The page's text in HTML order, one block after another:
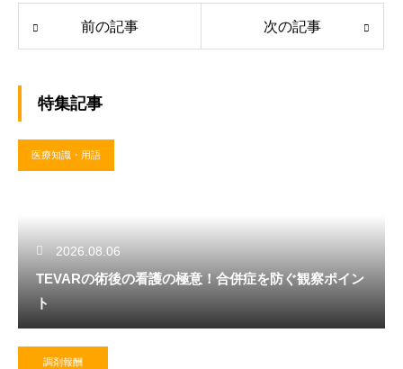
前の記事 次の記事
特集記事
医療知識・用語
2026.08.06
TEVARの術後の看護の極意！合併症を防ぐ観察ポイン
ト
調剤報酬